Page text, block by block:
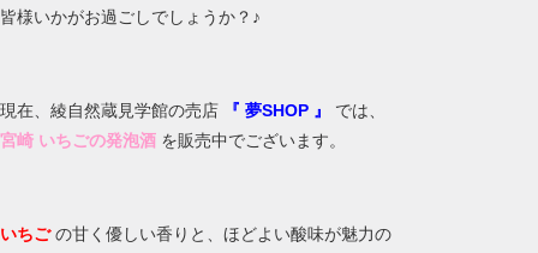
皆様いかがお過ごしでしょうか？♪
現在、綾自然蔵見学館の売店 『 夢SHOP 』
では、
宮崎 いちごの発泡酒 を販売中でございます。
いちごの甘く優しい香りと、ほどよい酸味が魅力の